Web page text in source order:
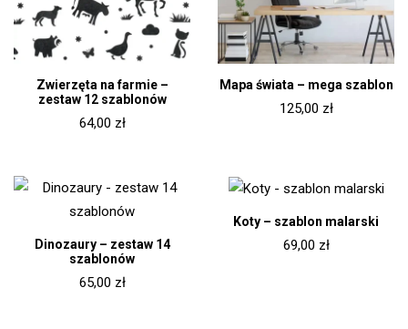
Zwierzęta na farmie –
zestaw 12 szablonów
64,00 zł
Mapa świata – mega szablon
125,00 zł
Dinozaury – zestaw 14
szablonów
65,00 zł
Koty – szablon malarski
69,00 zł